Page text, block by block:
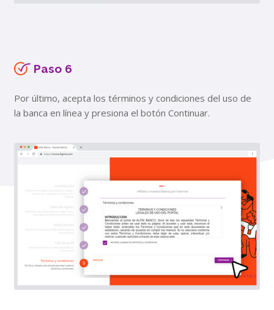
Paso 6
Por último, acepta los términos y condiciones del uso de
la banca en línea y presiona el botón Continuar.